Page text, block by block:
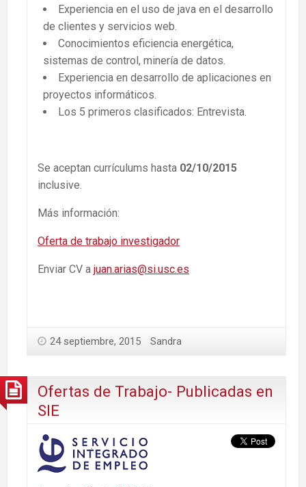
Experiencia en el uso de java en el desarrollo
de clientes y servicios web.
Conocimientos eficiencia energética,
sistemas de control, minería de datos.
Experiencia en desarrollo de aplicaciones en
proyectos informáticos.
Los 5 primeros clasificados: Entrevista.
Se aceptan currículums hasta 02/10/2015
inclusive.
Más información:
Oferta de trabajo investigador
Enviar CV a juan.arias@si.usc.es
24 septiembre, 2015 Sandra
Ofertas de Trabajo- Publicadas en
SIE